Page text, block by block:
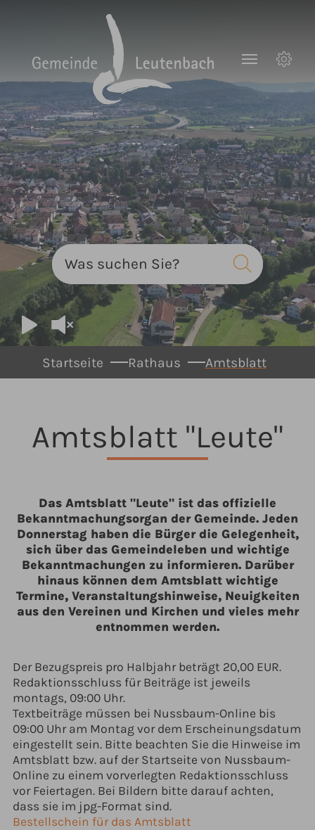
Zum Hauptinhalt springen
Startseite Rathaus Amtsblatt
Amtsblatt "Leute"
Das Amtsblatt "Leute" ist das offizielle
Bekanntmachungsorgan der Gemeinde. Jeden
Donnerstag haben die Bürger die Gelegenheit,
sich über das Gemeindeleben und wichtige
Bekanntmachungen zu informieren. Darüber
hinaus können dem Amtsblatt wichtige
Termine, Veranstaltungshinweise, Neuigkeiten
aus den Vereinen und Kirchen und vieles mehr
entnommen werden.
Der Bezugspreis pro Halbjahr beträgt 20,00 EUR.
Redaktionsschluss für Beiträge ist jeweils
montags, 09:00 Uhr.
Textbeiträge müssen bei Nussbaum-Online bis
09:00 Uhr am Montag vor dem Erscheinungsdatum
eingestellt sein. Bitte beachten Sie die Hinweise im
Amtsblatt bzw. auf der Startseite von Nussbaum-
Online zu einem vorverlegten Redaktionsschluss
vor Feiertagen. Bei Bildern bitte darauf achten,
dass sie im jpg-Format sind.
Bestellschein für das Amtsblatt